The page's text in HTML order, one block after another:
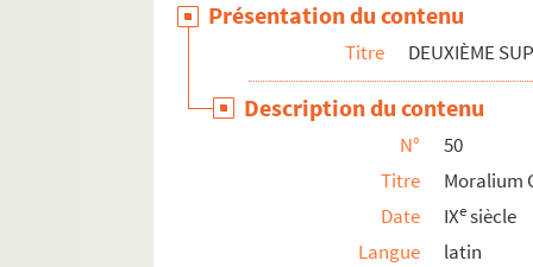
Présentation du contenu
Titre DEUXIÈME
Description du contenu
N°
50
Titre
Moralium
Date
IXesiècle
Langue
latin